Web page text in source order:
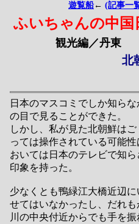
遊覧船← (記事一
ふいちゃんの中国
観光編／丹東
北
日本のマスコミでしか知ら
の目で見ることができた。
しかし、私が見た北朝鮮は
っては操作されている可能
おいては日本のテレビで知
印象を持った。
少なくとも鴨緑江大橋近辺
せてはいなかったし、だれも
川の中央付近からでも手を